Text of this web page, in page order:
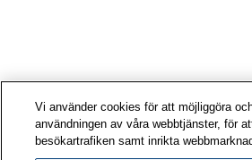
Vi använder cookies för att möjliggöra
användningen av våra webbtjänster, för
besökartrafiken samt inrikta